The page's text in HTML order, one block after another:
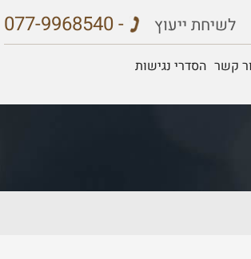
077-9968540 - לשיחת ייעוץ
קשר הסדרי נגישות